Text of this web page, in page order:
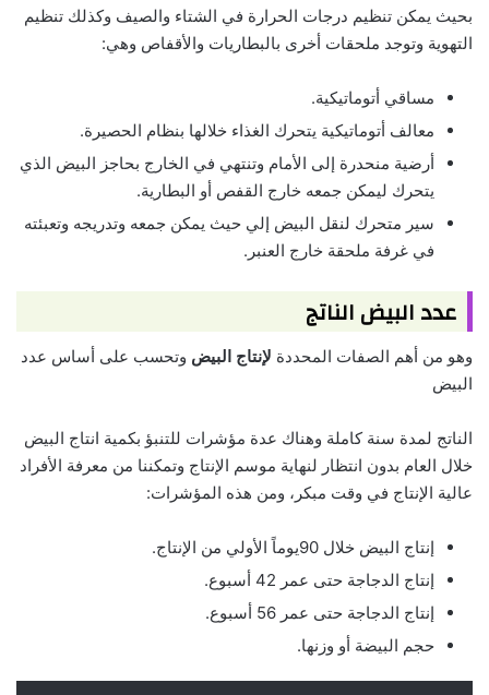
بحيث يمكن تنظيم درجات الحرارة في الشتاء والصيف وكذلك تنظيم
التهوية وتوجد ملحقات أخرى بالبطاريات والأقفاص وهي:
مساقي أتوماتيكية.
معالف أتوماتيكية يتحرك الغذاء خلالها بنظام الحصيرة.
أرضية منحدرة إلى الأمام وتنتهي في الخارج بحاجز البيض الذي
يتحرك ليمكن جمعه خارج القفص أو البطارية.
سير متحرك لنقل البيض إلي حيث يمكن جمعه وتدريجه وتعبئته
في غرفة ملحقة خارج العنبر.
عدد البيض الناتج
وهو من أهم الصفات المحددة لإنتاج البيض وتحسب على أساس عدد
البيض
الناتج لمدة سنة كاملة وهناك عدة مؤشرات للتنبؤ بكمية انتاج البيض
خلال العام بدون انتظار لنهاية موسم الإنتاج وتمكننا من معرفة الأفراد
عالية الإنتاج في وقت مبكر، ومن هذه المؤشرات:
إنتاج البيض خلال 90يوماً الأولي من الإنتاج.
إنتاج الدجاجة حتى عمر 42 أسبوع.
إنتاج الدجاجة حتى عمر 56 أسبوع.
حجم البيضة أو وزنها.